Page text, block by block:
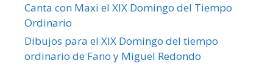
Canta con Maxi el XIX Domingo del Tiempo
Ordinario
Dibujos para el XIX Domingo del tiempo
ordinario de Fano y Miguel Redondo